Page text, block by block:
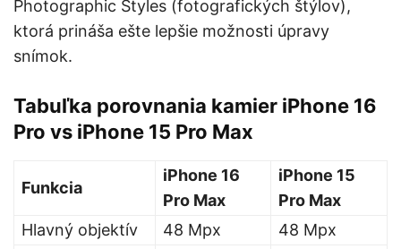
Photographic Styles (fotografických štýlov),
ktorá prináša ešte lepšie možnosti úpravy
snímok.
Tabuľka porovnania kamier iPhone 16
Pro vs iPhone 15 Pro Max
Funkcia
iPhone 16
Pro Max
iPhone 15
Pro Max
Hlavný objektív
48 Mpx
48 Mpx